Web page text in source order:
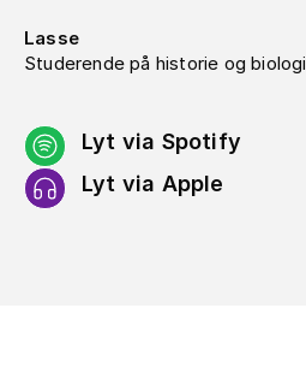
Lasse
Studerende på historie og biologi
Lyt via Spotify
Lyt via Apple